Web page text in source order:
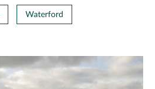
Waterford